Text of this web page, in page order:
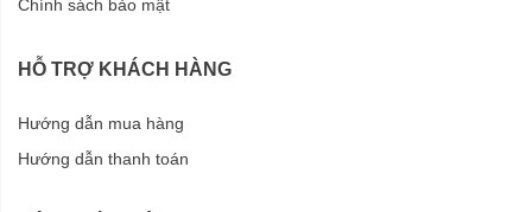
Chính sách bảo mật
HỖ TRỢ KHÁCH HÀNG
Hướng dẫn mua hàng
Hướng dẫn thanh toán